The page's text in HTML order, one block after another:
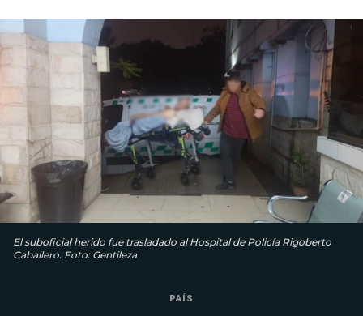
El suboficial herido fue trasladado al Hospital de Policía Rigoberto
Caballero. Foto: Gentileza
PAÍS